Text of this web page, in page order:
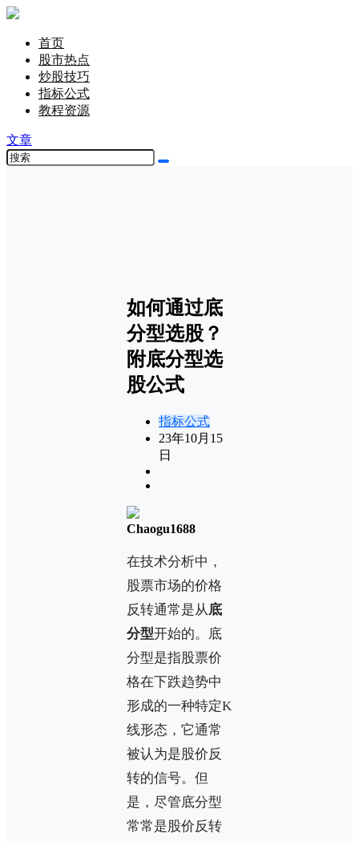
首页
股市热点
炒股技巧
指标公式
教程资源
文章
如何通过底
分型选股？
附底分型选
股公式
指标公式
23年10月15
日
Chaogu1688
在技术分析中，
股票市场的价格
反转通常是从底
分型开始的。底
分型是指股票价
格在下跌趋势中
形成的一种特定K
线形态，它通常
被认为是股价反
转的信号。但
是，尽管底分型
常常是股价反转